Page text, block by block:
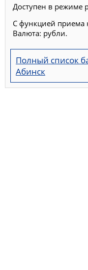
Доступен в режиме
С функцией приема
Валюта: рубли.
Полный список
Абинск